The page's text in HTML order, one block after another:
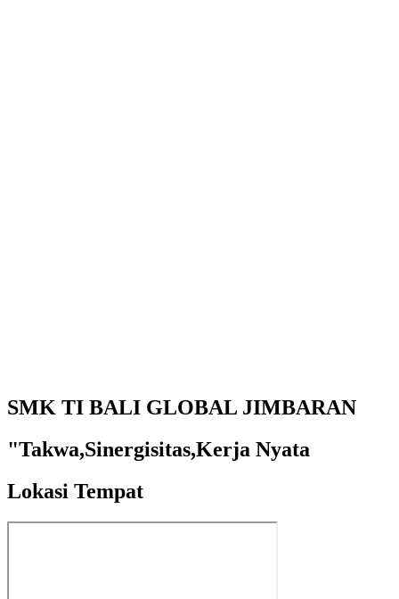
SMK TI BALI GLOBAL JIMBARAN
"Takwa,Sinergisitas,Kerja Nyata
Lokasi Tempat